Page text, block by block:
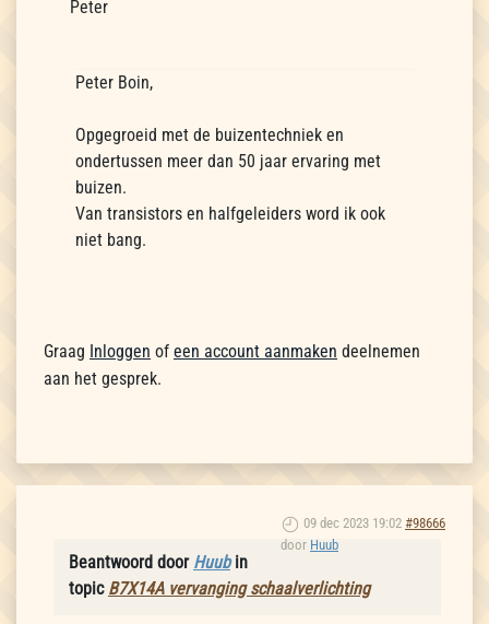
Peter
Peter Boin,
Opgegroeid met de buizentechniek en
ondertussen meer dan 50 jaar ervaring met
buizen.
Van transistors en halfgeleiders word ik ook
niet bang.
Graag Inloggen of een account aanmaken deelnemen
aan het gesprek.
09 dec 2023 19:02 #98666
door Huub
Beantwoord door Huubin
topic B7X14A vervanging schaalverlichting